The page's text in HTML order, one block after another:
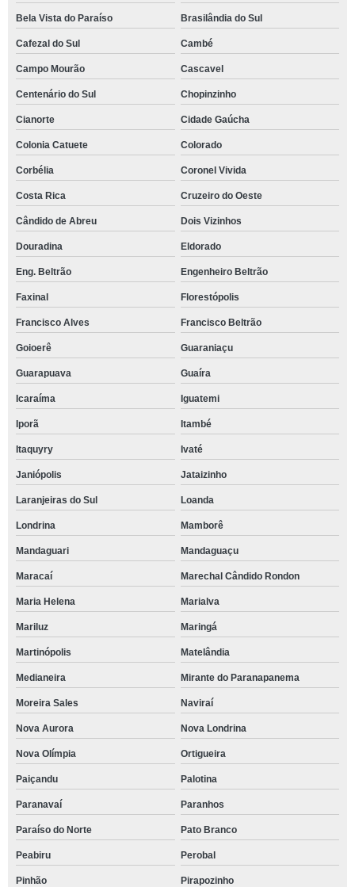
Bela Vista do Paraíso Brasilândia do Sul
Cafezal do Sul Cambé
Campo Mourão Cascavel
Centenário do Sul Chopinzinho
Cianorte Cidade Gaúcha
Colonia Catuete Colorado
Corbélia Coronel Vivida
Costa Rica Cruzeiro do Oeste
Cândido de Abreu Dois Vizinhos
Douradina Eldorado
Eng. Beltrão Engenheiro Beltrão
Faxinal Florestópolis
Francisco Alves Francisco Beltrão
Goioerê Guaraniaçu
Guarapuava Guaíra
Icaraíma Iguatemi
Iporã Itambé
Itaquyry Ivaté
Janiópolis Jataizinho
Laranjeiras do Sul Loanda
Londrina Mamborê
Mandaguari Mandaguaçu
Maracaí Marechal Cândido Rondon
Maria Helena Marialva
Mariluz Maringá
Martinópolis Matelândia
Medianeira Mirante do Paranapanema
Moreira Sales Naviraí
Nova Aurora Nova Londrina
Nova Olímpia Ortigueira
Paiçandu Palotina
Paranavaí Paranhos
Paraíso do Norte Pato Branco
Peabiru Perobal
Pinhão Pirapozinho